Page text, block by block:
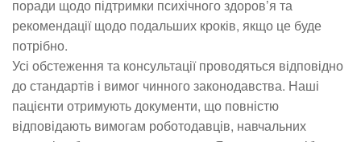
поради щодо підтримки психічного здоров’я та
рекомендації щодо подальших кроків, якщо це буде
потрібно.
Усі обстеження та консультації проводяться відповідно
до стандартів і вимог чинного законодавства. Наші
пацієнти отримують документи, що повністю
відповідають вимогам роботодавців, навчальних